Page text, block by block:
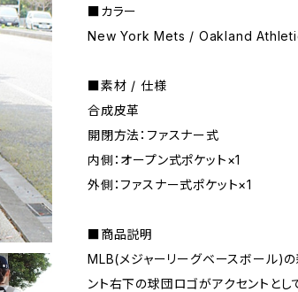
■カラー
New York Mets / Oakland
■素材 / 仕様
合成皮革
開閉方法：ファスナー式
内側：オープン式ポケット×1
外側：ファスナー式ポケット×1
■商品説明
MLB(メジャーリーグベースボール)の
ント右下の球団ロゴがアクセントとし